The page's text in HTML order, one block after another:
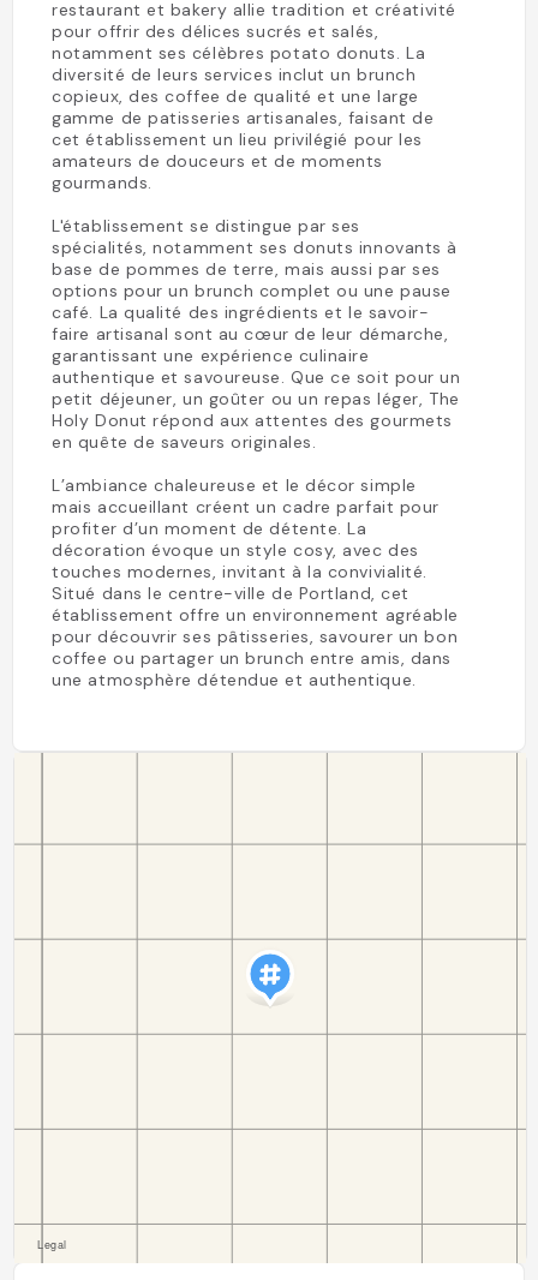
restaurant et bakery allie tradition et créativité
pour offrir des délices sucrés et salés,
notamment ses célèbres potato donuts. La
diversité de leurs services inclut un brunch
copieux, des coffee de qualité et une large
gamme de patisseries artisanales, faisant de
cet établissement un lieu privilégié pour les
amateurs de douceurs et de moments
gourmands.
L'établissement se distingue par ses
spécialités, notamment ses donuts innovants à
base de pommes de terre, mais aussi par ses
options pour un brunch complet ou une pause
café. La qualité des ingrédients et le savoir-
faire artisanal sont au cœur de leur démarche,
garantissant une expérience culinaire
authentique et savoureuse. Que ce soit pour un
petit déjeuner, un goûter ou un repas léger, The
Holy Donut répond aux attentes des gourmets
en quête de saveurs originales.
L’ambiance chaleureuse et le décor simple
mais accueillant créent un cadre parfait pour
profiter d’un moment de détente. La
décoration évoque un style cosy, avec des
touches modernes, invitant à la convivialité.
Situé dans le centre-ville de Portland, cet
établissement offre un environnement agréable
pour découvrir ses pâtisseries, savourer un bon
coffee ou partager un brunch entre amis, dans
une atmosphère détendue et authentique.